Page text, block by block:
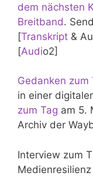
dem nächsten
Breitband.
[Transkript &
[Audio2]
Gedanken zum
in einer
zum Tag am 5.
Archiv der
Interview zum
Medienresilienz